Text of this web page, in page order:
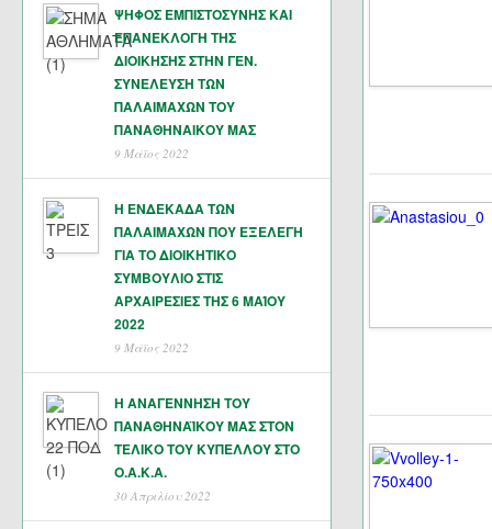
ΨΗΦΟΣ ΕΜΠΙΣΤΟΣΥΝΗΣ ΚΑΙ
ΕΠΑΝΕΚΛΟΓΗ ΤΗΣ
ΔΙΟΙΚΗΣΗΣ ΣΤΗΝ ΓΕΝ.
ΣΥΝΕΛΕΥΣΗ ΤΩΝ
ΠΑΛΑΙΜΑΧΩΝ ΤΟΥ
ΠΑΝΑΘΗΝΑΙΚΟΥ ΜΑΣ
9 Μάϊος 2022
Η ΕΝΔΕΚΑΔΑ ΤΩΝ
ΠΑΛΑΙΜΑΧΩΝ ΠΟΥ ΕΞΕΛΕΓΗ
ΓΙΑ ΤΟ ΔΙΟΙΚΗΤΙΚΟ
ΣΥΜΒΟΥΛΙΟ ΣΤΙΣ
ΑΡΧΑΙΡΕΣΙΕΣ ΤΗΣ 6 ΜΑΊΟΥ
2022
9 Μάϊος 2022
Η ΑΝΑΓΕΝΝΗΣΗ ΤΟΥ
ΠΑΝΑΘΗΝΑΪΚΟΥ ΜΑΣ ΣΤΟΝ
ΤΕΛΙΚΟ ΤΟΥ ΚΥΠΕΛΛΟΥ ΣΤΟ
Ο.Α.Κ.Α.
30 Απριλίου 2022